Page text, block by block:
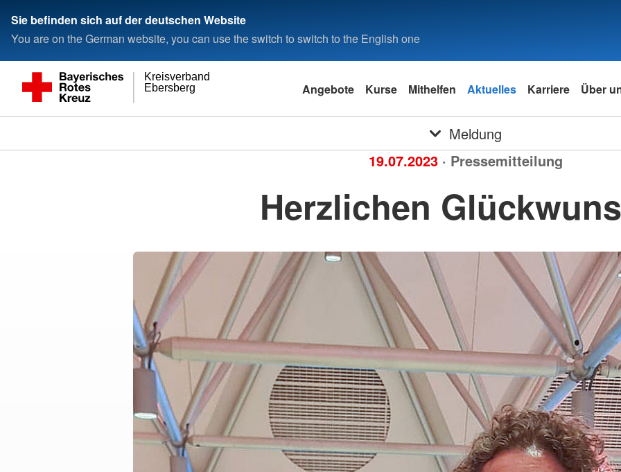
Sie befinden sich auf der deutschen Website
You are on the German website, you can use the switch to switch to the English one
Ebersberg
Kreisverband
Angebote Kurse Mithelfen Aktuelles Karriere Über
Meldung
19.07.2023 · Pressemitteilung
Herzlichen